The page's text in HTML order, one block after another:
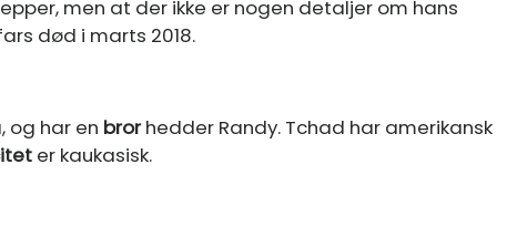
men at der ikke er nogen detaljer om hans
død i marts 2018.
og har en brorhedder Randy. Tchad har amerikansk
er kaukasisk.